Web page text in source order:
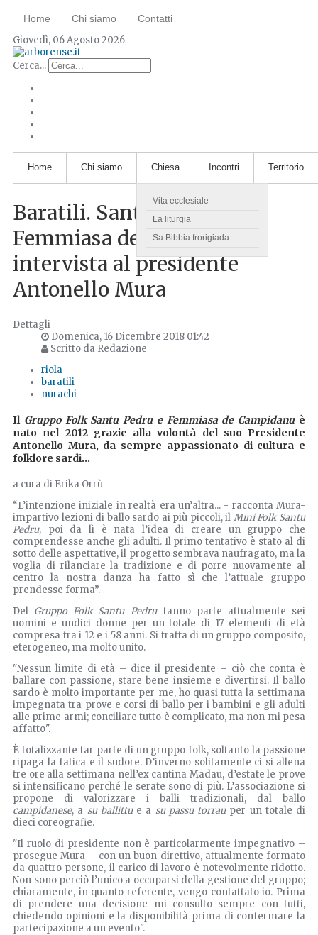
Home Chi siamo Contatti
Giovedì, 06 Agosto 2026
Cerca...
Home Chi siamo Chiesa
Vita ecclesiale
La liturgia
Sa Bibbia frorigiada
Incontri Territorio
Baratili. Santu Pedru e
Femmiasa de Campidanu,
intervista al presidente
Antonello Mura
Dettagli
Domenica, 16 Dicembre 2018 01:42
Scritto da Redazione
riola
baratili
nurachi
Il Gruppo Folk Santu Pedru e Femmiasa de Campidanu è
nato nel 2012 grazie alla volontà del suo Presidente
Antonello Mura, da sempre appassionato di cultura e
folklore sardi...
a cura di Erika Orrù
“L’intenzione iniziale in realtà era un’altra... - racconta Mura-
impartivo lezioni di ballo sardo ai più piccoli, il Mini Folk Santu
Pedru, poi da lì è nata l’idea di creare un gruppo che
comprendesse anche gli adulti. Il primo tentativo è stato al di
sotto delle aspettative, il progetto sembrava naufragato, ma la
voglia di rilanciare la tradizione e di porre nuovamente al
centro la nostra danza ha fatto sì che l’attuale gruppo
prendesse forma”.
Del Gruppo Folk Santu Pedru fanno parte attualmente sei
uomini e undici donne per un totale di 17 elementi di età
compresa tra i 12 e i 58 anni. Si tratta di un gruppo composito,
eterogeneo, ma molto unito.
"Nessun limite di età – dice il presidente – ciò che conta è
ballare con passione, stare bene insieme e divertirsi. Il ballo
sardo è molto importante per me, ho quasi tutta la settimana
impegnata tra prove e corsi di ballo per i bambini e gli adulti
alle prime armi; conciliare tutto è complicato, ma non mi pesa
affatto".
È totalizzante far parte di un gruppo folk, soltanto la passione
ripaga la fatica e il sudore. D’inverno solitamente ci si allena
tre ore alla settimana nell’ex cantina Madau, d’estate le prove
si intensificano perché le serate sono di più. L’associazione si
propone di valorizzare i balli tradizionali, dal ballo
campidanese, a su ballittue a su passu torrauper un totale di
dieci coreografie.
"Il ruolo di presidente non è particolarmente impegnativo –
prosegue Mura – con un buon direttivo, attualmente formato
da quattro persone, il carico di lavoro è notevolmente ridotto.
Non sono perciò l’unico a occuparsi della gestione del gruppo;
chiaramente, in quanto referente, vengo contattato io. Prima
di prendere una decisione mi consulto sempre con tutti,
chiedendo opinioni e la disponibilità prima di confermare la
partecipazione a un evento".